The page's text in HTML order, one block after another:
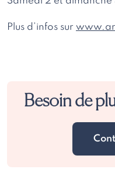
Plus d’infos sur
Besoin de